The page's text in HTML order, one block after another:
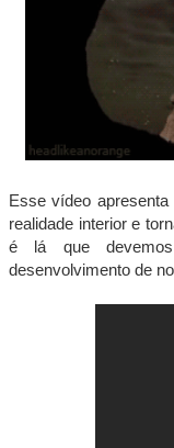
Esse vídeo
realidade interior e
é lá que devemos
desenvolvimento de